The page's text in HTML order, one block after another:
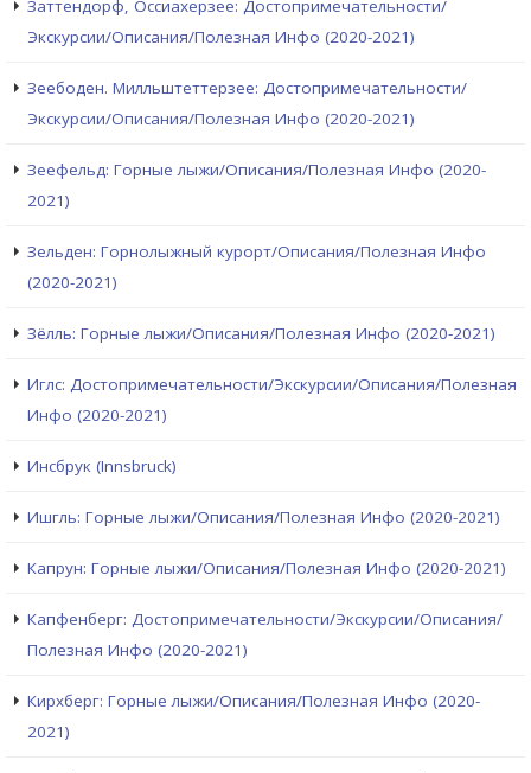
Заттендорф, Оссиахерзее: Достопримечательности/
Экскурсии/Описания/Полезная Инфо (2020-2021)
Зеебоден. Милльштеттерзее: Достопримечательности/
Экскурсии/Описания/Полезная Инфо (2020-2021)
Зеефельд: Горные лыжи/Описания/Полезная Инфо (2020-
2021)
Зельден: Горнолыжный курорт/Описания/Полезная Инфо
(2020-2021)
Зёлль: Горные лыжи/Описания/Полезная Инфо (2020-2021)
Иглс: Достопримечательности/Экскурсии/Описания/Полезная
Инфо (2020-2021)
Инсбрук (Innsbruck)
Ишгль: Горные лыжи/Описания/Полезная Инфо (2020-2021)
Капрун: Горные лыжи/Описания/Полезная Инфо (2020-2021)
Капфенберг: Достопримечательности/Экскурсии/Описания/
Полезная Инфо (2020-2021)
Кирхберг: Горные лыжи/Описания/Полезная Инфо (2020-
2021)